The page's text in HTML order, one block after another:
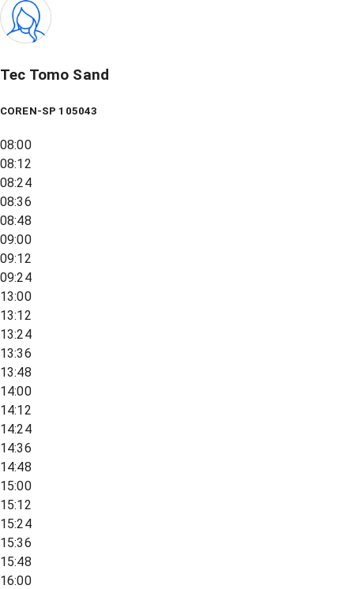
Tec Tomo Sand
COREN-SP 105043
08:00
08:12
08:24
08:36
08:48
09:00
09:12
09:24
13:00
13:12
13:24
13:36
13:48
14:00
14:12
14:24
14:36
14:48
15:00
15:12
15:24
15:36
15:48
16:00